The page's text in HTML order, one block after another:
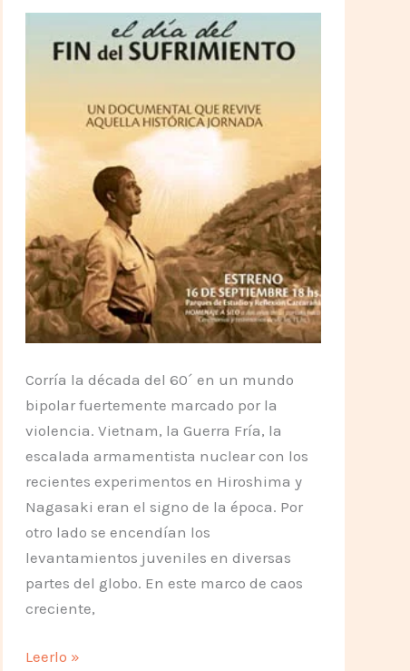
Corría la década del 60´ en un mundo
bipolar fuertemente marcado por la
violencia. Vietnam, la Guerra Fría, la
escalada armamentista nuclear con los
recientes experimentos en Hiroshima y
Nagasaki eran el signo de la época. Por
otro lado se encendían los
levantamientos juveniles en diversas
partes del globo. En este marco de caos
creciente,
Silo,
Leerlo »